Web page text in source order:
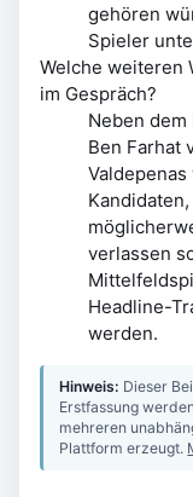
gehören
Spieler
Welche weiteren
im Gespräch?
Neben
Ben Farhat
verlassen
Headline-
werden.
Hinweis: Dieser
Erstfassung
mehreren
Plattform erzeugt.